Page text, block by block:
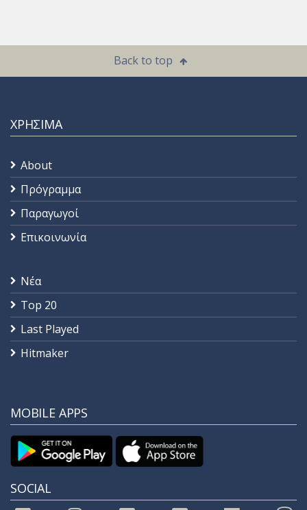
Back to top
ΧΡΗΣΙΜΑ
About
Πρόγραμμα
Παραγωγοί
Επικοινωνία
Νέα
Top 20
Last Played
Hitmaker
MOBILE APPS
SOCIAL